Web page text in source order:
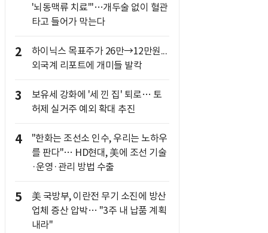
'뇌동맥류 치료'"…개두술 없이 혈관
타고 들어가 막는다
2
하이닉스 목표주가 26만→12만원...
외국계 리포트에 개미들 발칵
3
보유세 강화에 '세 낀 집' 퇴로… 토
허제 실거주 예외 확대 추진
4
"한화는 조선소 인수, 우리는 노하우
를 판다"… HD현대, 美에 조선 기술
·운영·관리 방법 수출
5
美 국방부, 이란전 무기 소진에 방산
업체 증산 압박… "3주 내 납품 계획
내라"